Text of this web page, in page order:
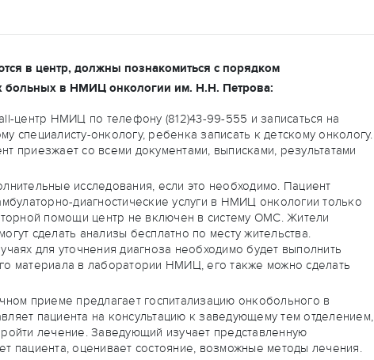
в центр, должны познакомиться с порядком
больных в НМИЦ онкологии им. Н.Н. Петрова:
центр НМИЦ по телефону (812)43-99-555 и записаться на
специалисту-онкологу, ребенка записать к детскому онкологу.
приезжает со всеми документами, выписками, результатами
исследования, если это необходимо. Пациент
диагностические услуги в НМИЦ онкологии только
помощи центр не включен в систему ОМС. Жители
сделать анализы бесплатно по месту жительства.
для уточнения диагноза необходимо будет выполнить
материала в лаборатории НМИЦ, его также можно сделать
приеме предлагает госпитализацию онкобольного в
пациента на консультацию к заведующему тем отделением,
лечение. Заведующий изучает представленную
пациента, оценивает состояние, возможные методы лечения.